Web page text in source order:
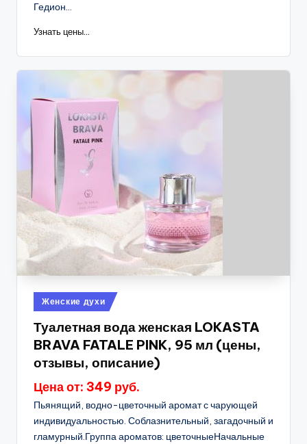
Гедион...
Узнать цены...
Опубликовано
в
Женские духи
Туалетная вода женская LOKASTA
BRAVA FATALE PINK, 95 мл (цены,
отзывы, описание)
Цена от: 349 руб.
Пьянящий, водно-цветочный аромат с чарующей
индивидуальностью. Соблазнительный, загадочный и
гламурный.Группа ароматов: цветочныеНачальные